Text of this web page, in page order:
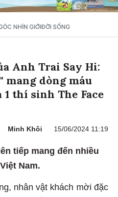
NHÌN GIỚIĐỜI SỐNG
Anh Trai Say Hi:
mang dòng máu
1 thí sinh The Face
Minh Khôi 15/06/2024 11:19
tiếp mang đến nhiều
Nam.
nhân vật khách mời đặc